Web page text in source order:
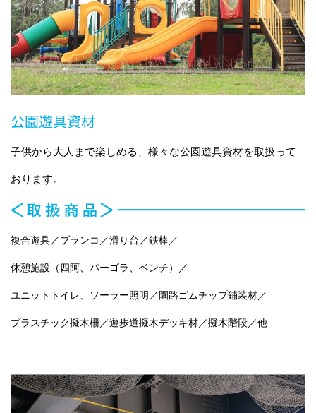
公園遊具資材
子供から大人まで楽しめる、様々な公園遊具資材を取扱って
おります。
複合遊具／ブランコ／滑り台／鉄棒／
休憩施設（四阿、パーゴラ、ベンチ）／
ユニットトイレ、ソーラー照明／園路ゴムチップ鋪装材／
プラスチック擬木柵／遊歩道擬木デッキ材／擬木階段／他